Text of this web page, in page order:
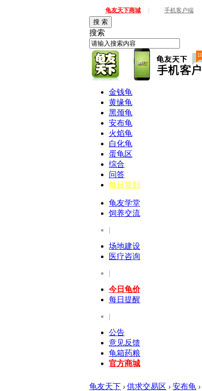
龟友天下商城 手机客户端
搜 索
搜索
金钱龟
黄缘龟
黑颈龟
安布龟
火焰龟
白化龟
蛋龟区
综合
问答
每日签到
龟友学堂
饲养交流
|
场地建设
医疗咨询
|
今日龟价
每日提醒
|
公告
意见反馈
龟箱药粮
官方商城
龟友天下 › 供求交易区 › 安布龟 ›